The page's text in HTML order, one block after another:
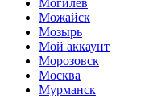
Можайск
Мозырь
Мой аккаунт
Морозовск
Москва
Мурманск